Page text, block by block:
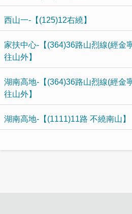
西山一-【(125)12右繞】
家扶中心-【(364)36路山烈線(經金
往山外】
湖南高地-【(364)36路山烈線(經金
往山外】
湖南高地-【(1111)11路 不繞南山】